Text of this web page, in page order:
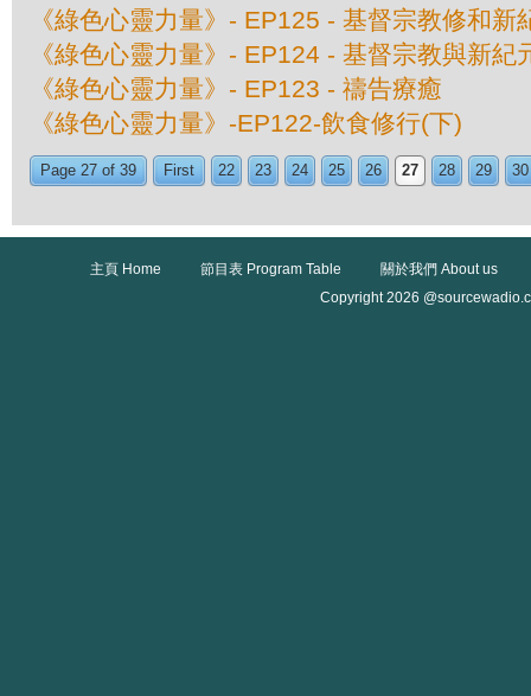
《綠色心靈力量》- EP125 - 基督宗教修和新
《綠色心靈力量》- EP124 - 基督宗教與新紀
《綠色心靈力量》- EP123 - 禱告療癒
《綠色心靈力量》-EP122-飲食修行(下)
Page 27 of 39 First 22 23 24 25 26 27 28 29 30
主頁 Home 節目表 Program Table
關於我們 About us
Copyright 2026